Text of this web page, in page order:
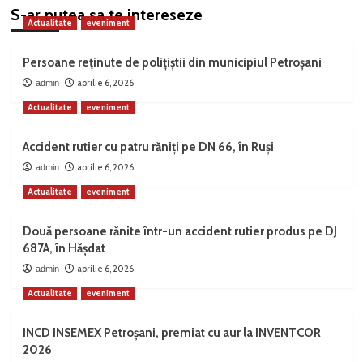
S-ar putea sa te intereseze
Actualitate eveniment
Persoane reținute de polițiștii din municipiul Petroșani
admin aprilie 6, 2026
Actualitate eveniment
Accident rutier cu patru răniți pe DN 66, în Ruși
admin aprilie 6, 2026
Actualitate eveniment
Două persoane rănite într-un accident rutier produs pe DJ
687A, în Hășdat
admin aprilie 6, 2026
Actualitate eveniment
INCD INSEMEX Petroșani, premiat cu aur la INVENTCOR
2026